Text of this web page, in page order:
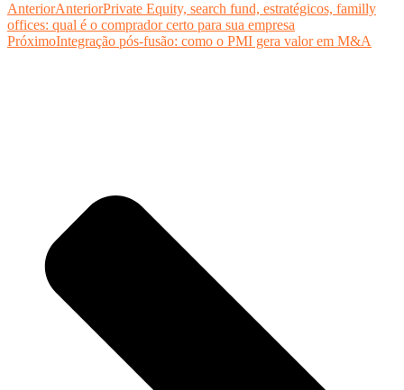
AnteriorAnteriorPrivate Equity, search fund, estratégicos, familly
offices: qual é o comprador certo para sua empresa
PróximoIntegração pós-fusão: como o PMI gera valor em M&A